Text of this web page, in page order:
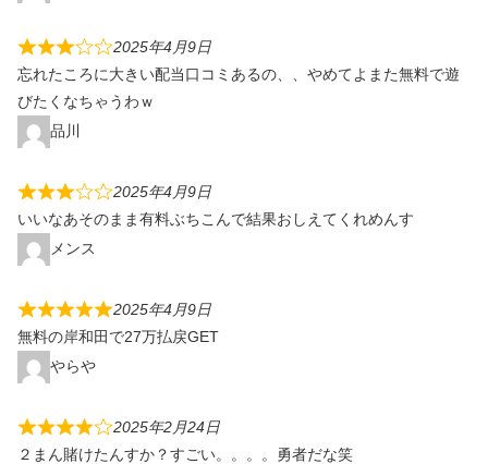
2025年4月9日
忘れたころに大きい配当口コミあるの、、やめてよまた無料で遊
びたくなちゃうわｗ
品川
2025年4月9日
いいなあそのまま有料ぶちこんで結果おしえてくれめんす
メンス
2025年4月9日
無料の岸和田で27万払戻GET
やらや
2025年2月24日
２まん賭けたんすか？すごい。。。。勇者だな笑